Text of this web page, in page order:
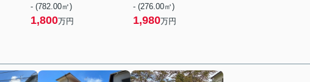
- (782.00㎡)
1,800万円
- (276.00㎡)
1,980万円